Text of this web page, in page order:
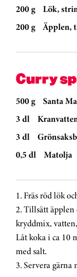
200 g
Lök,
200 g
Äpplen,
Curry
500 g
Santa
3 dl
3 dl
0,5 dl
Matolja
1. Fräs röd lök
2. Tillsätt äpplen
kryddmix,
Låt koka i ca 10
med salt.
3. Servera gärna